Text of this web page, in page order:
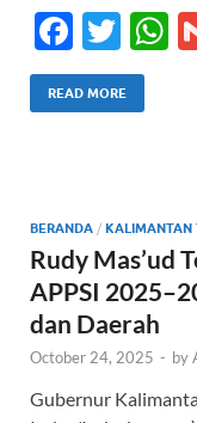
F
ac
e
o
k
T
w
itt
p
p
READ MORE
BERANDA / KALIMANTAN
Rudy Mas’ud
APPSI
dan Daerah
October 24, 2025 - by
Gubernur